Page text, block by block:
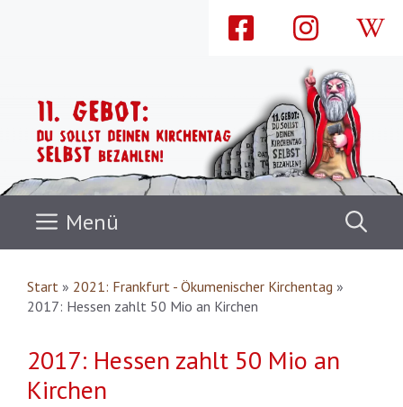
Menü
Start » 2021: Frankfurt - Ökumenischer Kirchentag »
2017: Hessen zahlt 50 Mio an Kirchen
2017: Hessen zahlt 50 Mio an
Kirchen